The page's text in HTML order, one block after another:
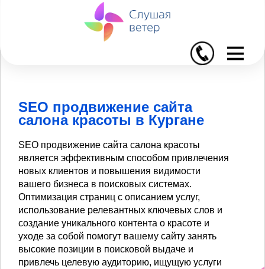
I
SEO продвижение сайта
салона красоты в Кургане
SEO продвижение сайта салона красоты
является эффективным способом привлечения
новых клиентов и повышения видимости
вашего бизнеса в поисковых системах.
Оптимизация страниц с описанием услуг,
использование релевантных ключевых слов и
создание уникального контента о красоте и
уходе за собой помогут вашему сайту занять
высокие позиции в поисковой выдаче и
привлечь целевую аудиторию, ищущую услуги